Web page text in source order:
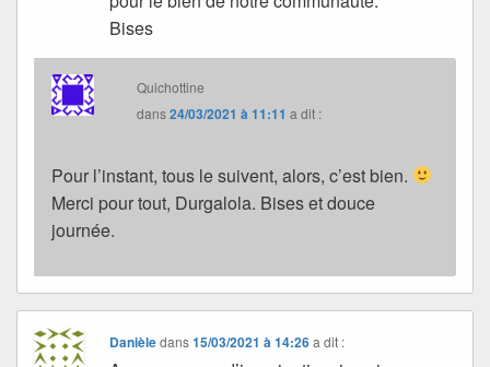
Bises
Quichottine
dans24/03/2021 à 11:11 a dit :
Pour l’instant, tous le suivent, alors, c’est bien.
Merci pour tout, Durgalola. Bises et douce
journée.
Danièledans15/03/2021 à 14:26 a dit :